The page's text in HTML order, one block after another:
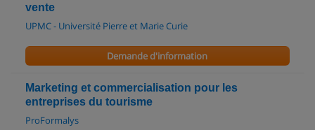
vente
UPMC - Université Pierre et Marie Curie
Demande d'information
Marketing et commercialisation pour les
entreprises du tourisme
ProFormalys